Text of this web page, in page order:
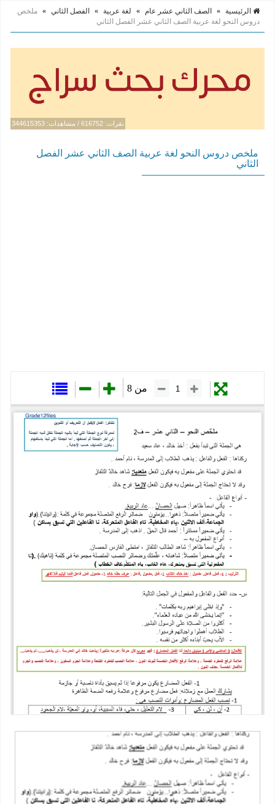
الرئيسية » الصف الثاني عشر عام » لغة عربية » الفصل الثاني » ملخص
دروس النحو لغة عربية الصف الثاني عشر الفصل الثاني
نقرات: 616752 / مشاهدات: 344615353
ملخص دروس النحو لغة عربية الصف الثاني عشر الفصل
الثاني